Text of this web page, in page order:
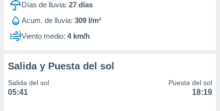
1199
Días de lluvia: 27 días
Acum. de lluvia: 309 l/m²
Viento medio: 4 km/h
Salida y Puesta del sol
Salida del sol
05:41
Puesta del sol
18:19